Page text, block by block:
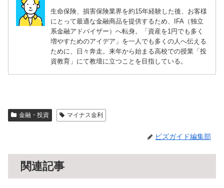
生命保険、損害保険業界を約15年経験した後、お客様
にとって最適な金融商品を提供するため、IFA（独立
系金融アドバイザー）へ転身。「資産を1円でも多く
増やすためのアイデア」を一人でも多くの人へ伝える
ために、日々奔走。来年から始まる高校での授業「投
資教育」にて教壇に立つことを目指している。
金融・投資 マイナス金利
ビズガイド編集部
関連記事